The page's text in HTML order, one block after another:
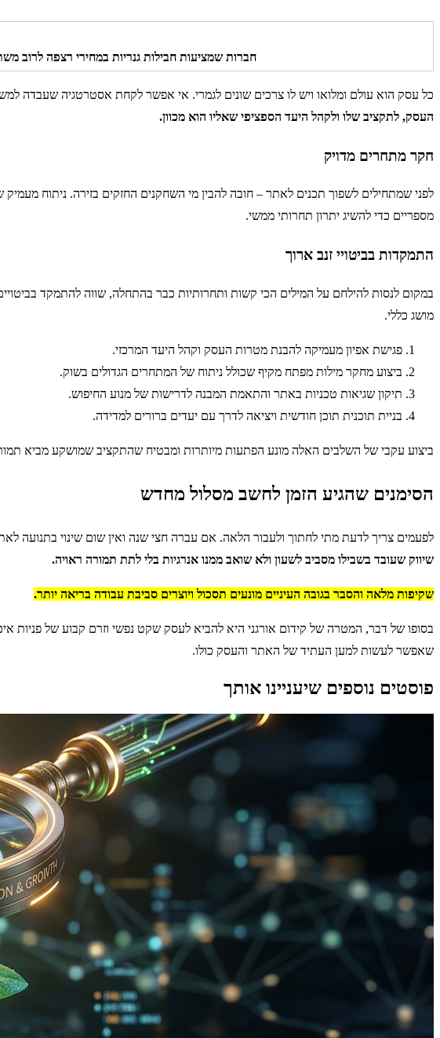
חברות שמציעות חבילות גנריות במחירי רצפה לרוב
כל עסק הוא עולם ומלואו ויש לו צרכים שונים לגמרי. אי אפשר לקחת אסטרטגיה שעבדה
העסק, לתקציב שלו ולקהל היעד הספציפי שאליו הוא מכוון.
חקר מתחרים מדויק
לפני שמתחילים לשפוך תכנים לאתר – חובה להבין מי השחקנים החזקים בזירה. ניתוח
מספריים כדי להשיג יתרון תחרותי ממשי.
התמקדות בביטויי זנב ארוך
במקום לנסות להילחם על המילים הכי קשות ותחרותיות כבר בהתחלה, שווה להתמקד
מושג כללי.
פגישת אפיון מעמיקה להבנת מטרות העסק וקהל היעד המרכזי.
ביצוע מחקר מילות מפתח מקיף שכולל ניתוח של המתחרים הגדולים בשוק.
תיקון שגיאות טכניות באתר והתאמת המבנה לדרישות של מנוע החיפוש.
בניית תוכנית תוכן חודשית ויציאה לדרך עם יעדים ברורים למדידה.
ביצוע עקבי של השלבים האלה מונע הפתעות מיותרות ומבטיח שהתקציב שמושקע מביא
הסימנים שהגיע הזמן לחשב מסלול מחדש
לפעמים צריך לדעת מתי לחתוך ולעבור הלאה. אם עברה חצי שנה ואין שום שינוי בתנועה
שיווק שעובד בשבילו מסביב לשעון ולא שואב ממנו אנרגיות בלי לתת תמורה ראויה.
שקיפות מלאה והסבר בגובה העיניים מונעים תסכול ויוצרים סביבת עבודה בריאה יותר.
בסופו של דבר, המטרה של קידום אורגני היא להביא לעסק שקט נפשי וזרם קבוע של פניות
שאפשר לעשות למען העתיד של האתר והעסק כולו.
פוסטים נוספים שיעניינו אותך